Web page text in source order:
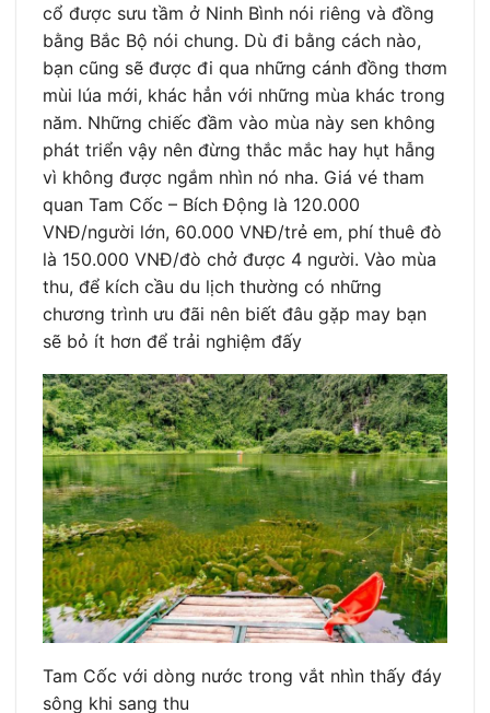
cổ được sưu tầm ở Ninh Bình nói riêng và đồng
bằng Bắc Bộ nói chung. Dù đi bằng cách nào,
bạn cũng sẽ được đi qua những cánh đồng thơm
mùi lúa mới, khác hẳn với những mùa khác trong
năm. Những chiếc đầm vào mùa này sen không
phát triển vậy nên đừng thắc mắc hay hụt hẫng
vì không được ngắm nhìn nó nha. Giá vé tham
quan Tam Cốc – Bích Động là 120.000
VNĐ/người lớn, 60.000 VNĐ/trẻ em, phí thuê đò
là 150.000 VNĐ/đò chở được 4 người. Vào mùa
thu, để kích cầu du lịch thường có những
chương trình ưu đãi nên biết đâu gặp may bạn
sẽ bỏ ít hơn để trải nghiệm đấy
Tam Cốc với dòng nước trong vắt nhìn thấy đáy
sông khi sang thu